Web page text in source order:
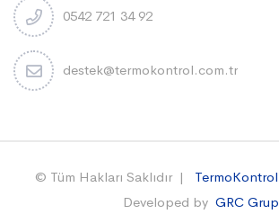
0542 721 34 92
destek@termokontrol.com.tr
© Tüm Hakları Saklıdır | TermoKontrol
Developed by GRC Grup